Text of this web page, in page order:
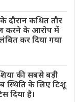
के दौरान कथित तौर
करने के आरोप में
कर दिया गया
की सबसे बड़ी
स्थिति के लिए टिशू
दिया है।